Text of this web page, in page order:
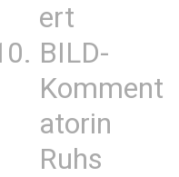
ert
BILD-
Komment
atorin
Ruhs